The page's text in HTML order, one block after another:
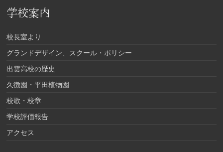
学校案内
校長室より
グランドデザイン、スクール・ポリシー
出雲高校の歴史
久徴園・平田植物園
校歌・校章
学校評価報告
アクセス